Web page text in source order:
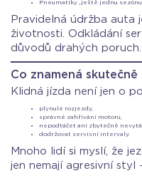
Pneumatiky „ještě jednu sezónu
Pravidelná údržba auta
životnosti. Odkládání
důvodů drahých poruch.
Co znamená skutečně
Klidná jízda není jen o
plynulé rozjezdy,
správné zahřívání motoru,
nepodtáčet ani zbytečně
dodržovat servisní intervaly.
Mnoho lidí si myslí, že
jen nemají agresivní styl